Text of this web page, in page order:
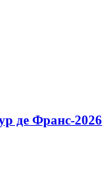
де Франс-2026